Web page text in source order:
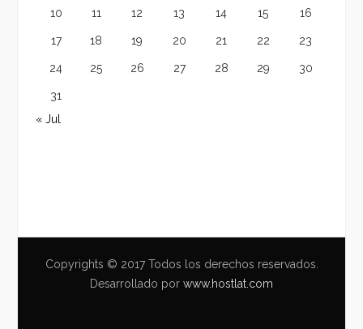
10 11 12 13 14 15 16
17 18 19 20 21 22 23
24 25 26 27 28 29 30
31
« Jul
Copyrights © 2017 Todos los derechos reservados.
Desarrollado por www.hostlat.com